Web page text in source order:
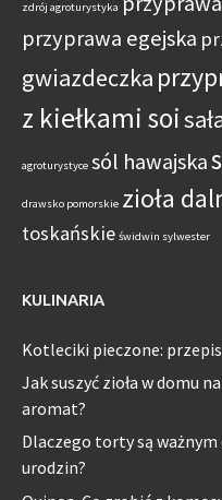
zdrój agroturystyka
przyprawa egejska
gwiazdeczka
z kiełkami soi
agroturystyce sól hawajska
drawsko pomorskie zioła
toskańskie świdwin sylwester
KULINARIA
Kotleciki pieczone:
Jak suszyć zioła w domu
aromat?
Dlaczego torty są
urodzin?